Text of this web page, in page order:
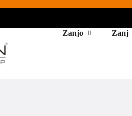
Zanjo Zanj